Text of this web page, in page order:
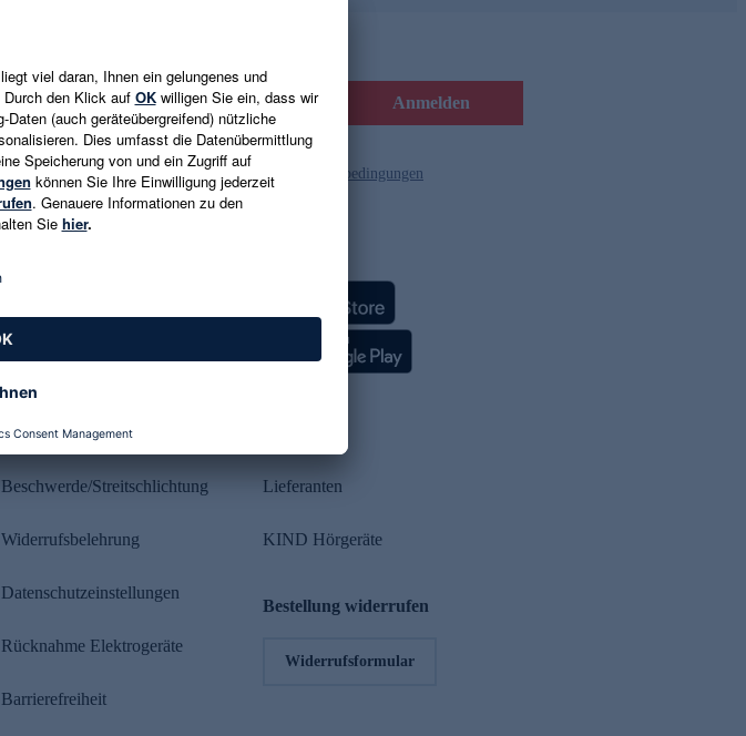
E-Mail-Adresse eingeben Anmelden
Es gelten die Datenschutzrichtlinien und die Gutscheinbedingungen
Rechtliches
Beschwerde/Streitschlichtung
Widerrufsbelehrung
Datenschutzeinstellungen
Rücknahme Elektrogeräte
Barrierefreiheit
Lieferanten
KIND Hörgeräte
Bestellung widerrufen
Widerrufsformular